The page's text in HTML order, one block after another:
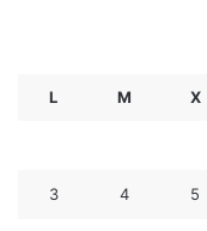
L M X
3 4 5